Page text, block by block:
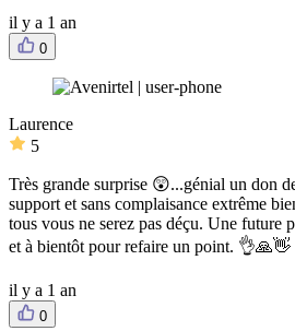
il y a 1 an
0
Laurence
5
Très grande surprise 😲...génial un don
support et sans complaisance extrême
tous vous ne serez pas déçu. Une future
et à bientôt pour refaire un point. 👌🙏👋
il y a 1 an
0